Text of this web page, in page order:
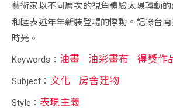
藝術家以不同層次的視角體驗太陽轉動
和睦表述年年新裝登場的悸動。記錄台
時光。
Keywords： 油畫 油彩畫布 得獎作
Subject： 文化 房舍建物
Style： 表現主義